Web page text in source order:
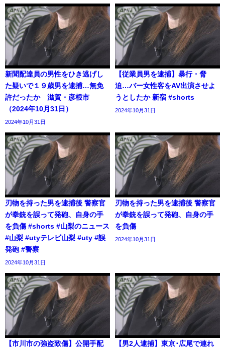
新聞配達員の男性をひき逃げし
た疑いで１９歳男を逮捕…無免
許だったか 滋賀・彦根市
（2024年10月31日）
2024年10月31日
【従業員男を逮捕】暴行・脅
迫…バー女性客をAV出演させよ
うとしたか 新宿 #shorts
2024年10月31日
刃物を持った男を逮捕後 警察官
が拳銃を誤って発砲、自身の手
を負傷 #shorts #山梨のニュース
#山梨 #utyテレビ山梨 #uty #誤
発砲 #警察
2024年10月31日
刃物を持った男を逮捕後 警察官
が拳銃を誤って発砲、自身の手
を負傷
2024年10月31日
【市川市の強盗致傷】公開手配
【男2人逮捕】東京･広尾で連れ